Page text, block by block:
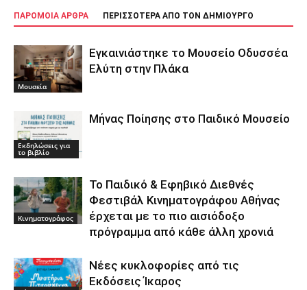
ΠΑΡΟΜΟΙΑ ΑΡΘΡΑ ΠΕΡΙΣΣΟΤΕΡΑ ΑΠΟ ΤΟΝ ΔΗΜΙΟΥΡΓΟ
Μουσεία
Εγκαινιάστηκε το Μουσείο Οδυσσέα
Ελύτη στην Πλάκα
Εκδηλώσεις για
το βιβλίο
Μήνας Ποίησης στο Παιδικό Μουσείο
Κινηματογράφος
Το Παιδικό & Εφηβικό Διεθνές
Φεστιβάλ Κινηματογράφου Αθήνας
έρχεται με το πιο αισιόδοξο
πρόγραμμα από κάθε άλλη χρονιά
Νέες κυκλοφορίες από τις
Εκδόσεις Ίκαρος